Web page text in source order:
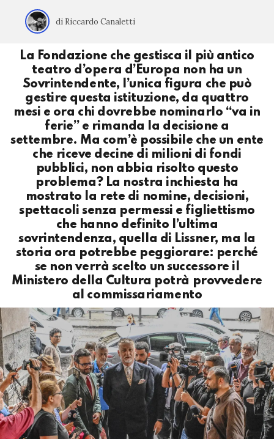
di Riccardo Canaletti
La Fondazione che gestisca il più antico
teatro d’opera d’Europa non ha un
Sovrintendente, l’unica figura che può
gestire questa istituzione, da quattro
mesi e ora chi dovrebbe nominarlo “va in
ferie” e rimanda la decisione a
settembre. Ma com’è possibile che un ente
che riceve decine di milioni di fondi
pubblici, non abbia risolto questo
problema? La nostra inchiesta ha
mostrato la rete di nomine, decisioni,
spettacoli senza permessi e figliettismo
che hanno definito l’ultima
sovrintendenza, quella di Lissner, ma la
storia ora potrebbe peggiorare: perché
se non verrà scelto un successore il
Ministero della Cultura potrà provvedere
al commissariamento